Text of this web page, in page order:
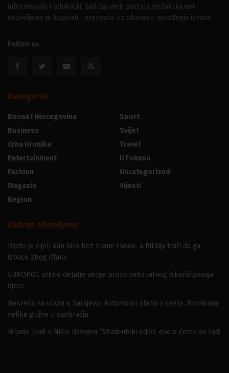
informisanju i edukaciji. Sadržaj web portala Redakcija.net
dozvoljeno je kopirati i prenositi, uz obavezu navođenja izvora
Follow us
Kategorije
Bosna I Hercegovina
Business
Crna Hronika
Entertainment
Fashion
Magazin
Region
Sport
Svijet
Travel
U Fokusu
Uncategorized
Vijesti
Zadnje objavljeno
Dijete je cijeli dan bilo bez hrane i vode, a Bilbija traži da ga
izbace zbog iftara
EUROPOL otkrio detalje akcije protiv seksualnog iskorištavanja
djece
Nesreća na ulazu u Sarajevo: Automobil sletio s ceste, formirane
velike gužve u saobraćju
Hiljade ljudi u Nišu: Usvojen “Studentski edikt, evo o čemu se radi